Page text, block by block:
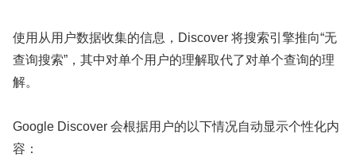
使用从用户数据收集的信息，Discover 将搜索引擎推向“无
查询搜索”，其中对单个用户的理解取代了对单个查询的理
解。
Google Discover 会根据用户的以下情况自动显示个性化内
容：